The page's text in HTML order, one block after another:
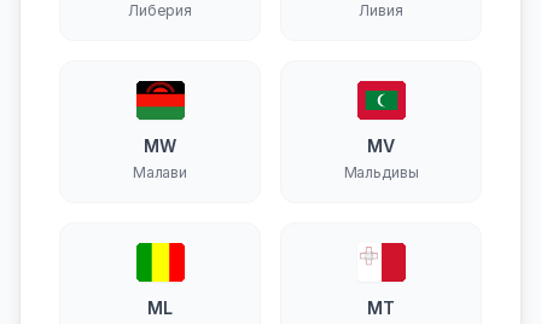
Либерия Ливия
MW
Малави
MV
Мальдивы
ML MT